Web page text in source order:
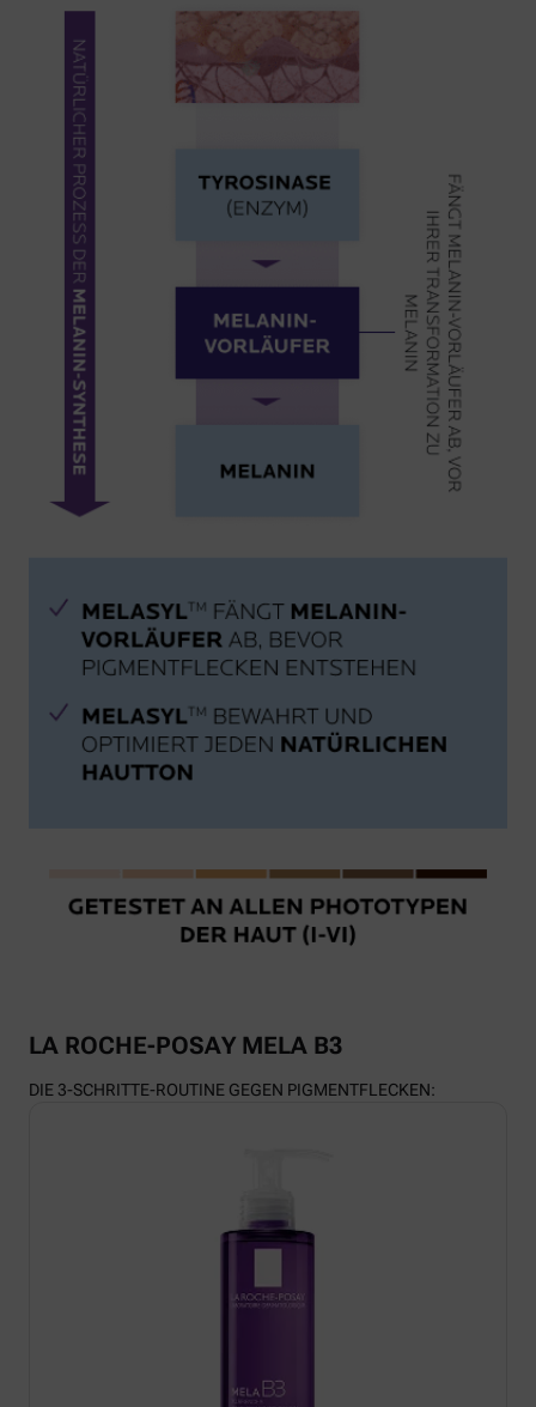
LA ROCHE-POSAY MELA B3
DIE 3-SCHRITTE-ROUTINE GEGEN PIGMENTFLECKEN: